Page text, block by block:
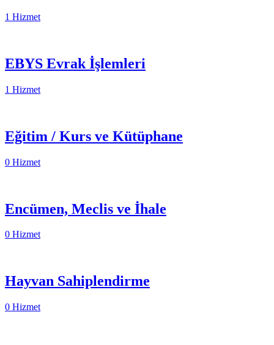
1 Hizmet
EBYS Evrak İşlemleri
1 Hizmet
Eğitim / Kurs ve Kütüphane
0 Hizmet
Encümen, Meclis ve İhale
0 Hizmet
Hayvan Sahiplendirme
0 Hizmet